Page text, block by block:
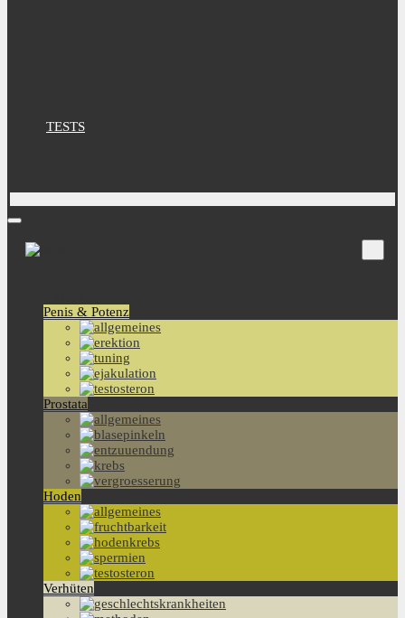
TESTS
Penis & Potenz
Prostata
Hoden
Verhüten